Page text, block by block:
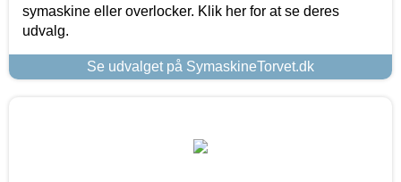
symaskine eller overlocker. Klik her for at se deres
udvalg.
Se udvalget på SymaskineTorvet.dk